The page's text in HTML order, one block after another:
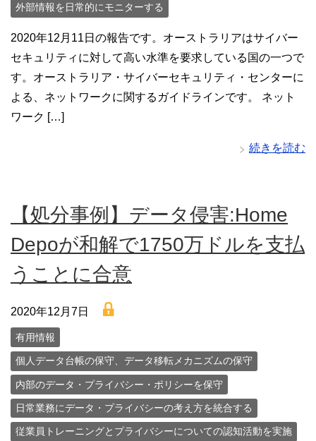
外部情報を日常的にモニターする
2020年12月11日の報告です。オーストラリアはサイバー
セキュリティに対して高い水準を要求している国の一つで
す。オーストラリア・サイバーセキュリティ・センターに
よる、ネットワークに関するガイドラインです。 ネット
ワーク […]
続きを読む
【処分事例】データ侵害:Home
Depoが和解で1750万ドルを支払
うことに合意
2020年12月7日 lock
有用情報
個人データ台帳の保守、データ移転メカニズムの保守
内部のデータ・プライバシー・ポリシーを保守
日常業務にデータ・プライバシーの考え方を統合する
従業員トレーニングとプライバシーについての認知活動を実施